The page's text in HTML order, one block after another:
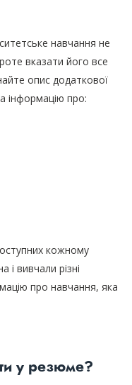
навчання не
вказати його все
опис додаткової
інформацію про:
кожному
вивчали різні
про навчання, яка
у резюме?